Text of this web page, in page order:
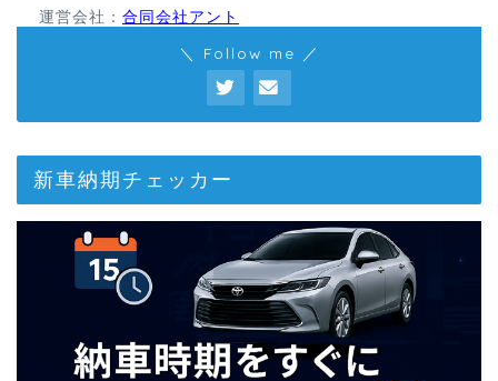
運営会社： 合同会社アント
＼ Follow me ／
新車納期チェッカー